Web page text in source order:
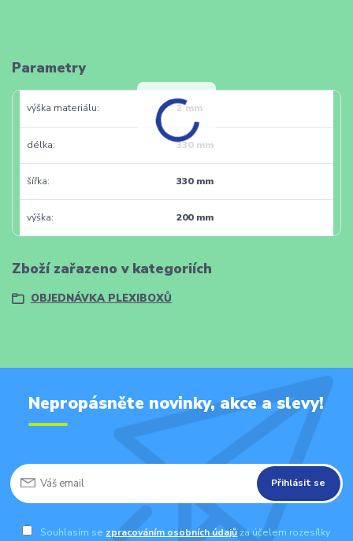
Parametry
výška materiálu 2 mm
délka 330 mm
šířka 330 mm
výška 200 mm
Zboží zařazeno v kategoriích
OBJEDNÁVKA PLEXIBOXŮ
Nepropásněte novinky, akce a slevy!
Přihlásit se
Souhlasím se zpracováním osobních údajů za účelem rozesílky